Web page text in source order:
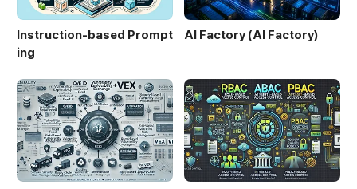
Instruction-based Prompt
ing
AI Factory (AI Factory)